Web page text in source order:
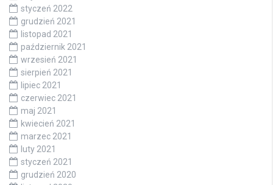
styczeń 2022
grudzień 2021
listopad 2021
październik 2021
wrzesień 2021
sierpień 2021
lipiec 2021
czerwiec 2021
maj 2021
kwiecień 2021
marzec 2021
luty 2021
styczeń 2021
grudzień 2020